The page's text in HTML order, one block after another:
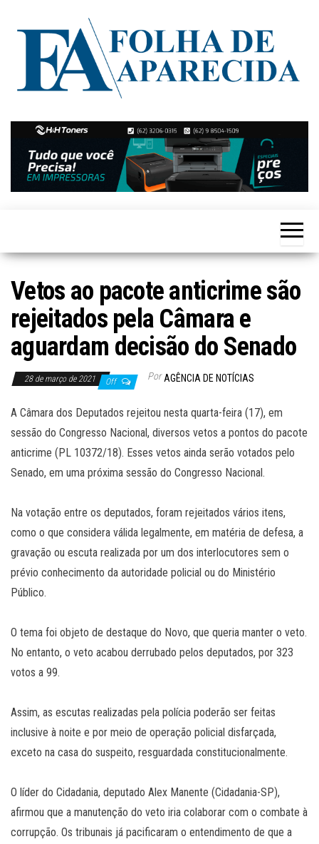
Folha de
Aparecida
Notícias
de
Aparecida
de
Goiânia
Vetos ao pacote anticrime são
rejeitados pela Câmara e
aguardam decisão do Senado
28 de março de 2021 Off Por AGÊNCIA DE NOTÍCIAS
A Câmara dos Deputados rejeitou nesta quarta-feira (17), em
sessão do Congresso Nacional, diversos vetos a pontos do pacote
anticrime (PL 10372/18). Esses vetos ainda serão votados pelo
Senado, em uma próxima sessão do Congresso Nacional.
Na votação entre os deputados, foram rejeitados vários itens,
como o que considera válida legalmente, em matéria de defesa, a
gravação ou escuta realizada por um dos interlocutores sem o
prévio conhecimento da autoridade policial ou do Ministério
Público.
O tema foi objeto de destaque do Novo, que queria manter o veto.
No entanto, o veto acabou derrubado pelos deputados, por 323
votos a 99.
Assim, as escutas realizadas pela polícia poderão ser feitas
inclusive à noite e por meio de operação policial disfarçada,
exceto na casa do suspeito, resguardada constitucionalmente.
O líder do Cidadania, deputado Alex Manente (Cidadania-SP),
afirmou que a manutenção do veto iria colaborar com o combate à
corrupção. Os tribunais já pacificaram o entendimento de que a